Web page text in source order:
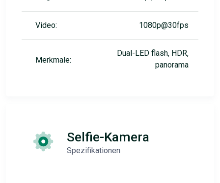
Video: 1080p@30fps
Merkmale:
Dual-LED flash, HDR,
panorama
Selfie-Kamera
Spezifikationen